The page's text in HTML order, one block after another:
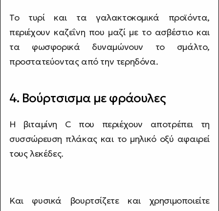
Το τυρί και τα γαλακτοκομικά προϊόντα,
περιέχουν καζεΐνη που μαζί με το ασβέστιο και
τα φωσφορικά δυναμώνουν το σμάλτο,
προστατεύοντας από την τερηδόνα.
4. Βούρτσισμα με φράουλες
Η βιταμίνη C που περιέχουν αποτρέπει τη
συσσώρευση πλάκας και το μηλικό οξύ αφαιρεί
τους λεκέδες.
Και φυσικά βουρτσίζετε και χρησιμοποιείτε